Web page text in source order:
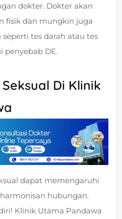
dokter. Dokter akan
fisik dan mungkin juga
tes darah atau tes
DE.
Di Klinik
dapat memengaruhi
hubungan.
Klinik Utama Pandawa